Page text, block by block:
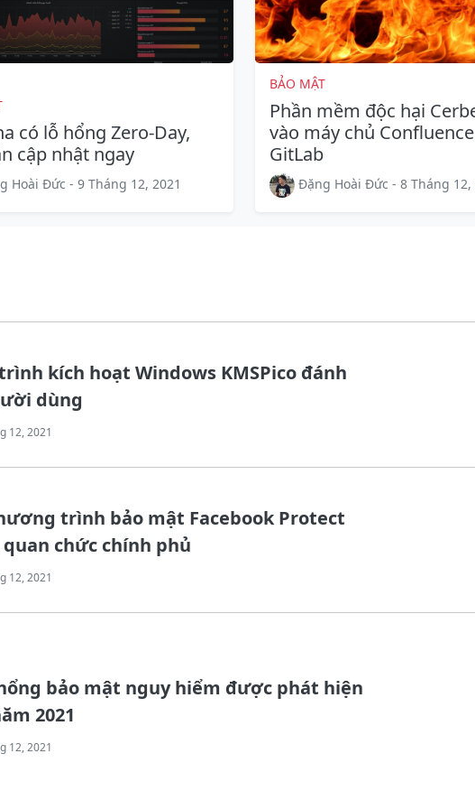
có lỗ hổng Zero-Day,
cập nhật ngay
Hoài Đức - 9 Tháng 12, 2021
BẢO MẬT
Phần mềm độc hại
vào máy chủ
GitLab
Đặng Hoài Đức - 8 Tháng 12,
kích hoạt Windows KMSPico đánh
dùng
12, 2021
trình bảo mật Facebook Protect
quan chức chính phủ
12, 2021
bảo mật nguy hiểm được phát hiện
2021
12, 2021